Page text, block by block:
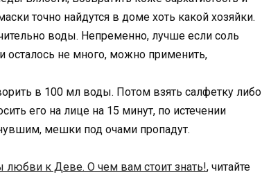
точно найдутся в доме хоть какой хозяйки.
воды. Непременно, лучше если соль
осталось не много, можно применить,
в 100 мл воды. Потом взять салфетку либо
его на лице на 15 минут, по истечении
мешки под очами пропадут.
к Деве. О чем вам стоит знать!, читайте